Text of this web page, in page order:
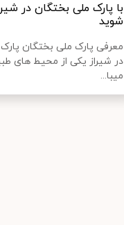
با پارک ملی بختگان در
شوید
معرفی پارک ملی بختگان
در شیراز یکی از محیط های
میبا...